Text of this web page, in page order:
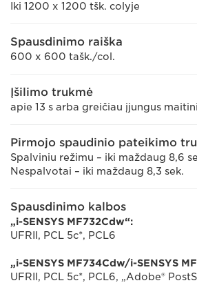
Iki 1200 x 1200 tšk. colyje
Spausdinimo raiška
600 x 600 tašk./col.
Įšilimo trukmė
apie 13 s arba greičiau įjungus
Pirmojo spaudinio pateikimo
Spalviniu režimu – iki maždaug 8,6
Nespalvotai – iki maždaug 8,3 sek.
Spausdinimo kalbos
„i-SENSYS MF732Cdw“:
UFRII, PCL 5c*, PCL6
„i-SENSYS MF734Cdw/i-SENSYS
UFRII, PCL 5c*, PCL6, „Adobe®